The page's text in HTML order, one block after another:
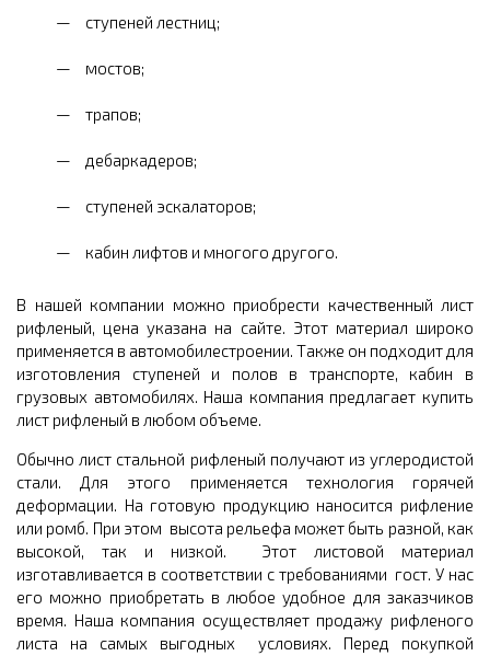
ступеней лестниц;
мостов;
трапов;
дебаркадеров;
ступеней эскалаторов;
кабин лифтов и многого другого.
В нашей компании можно приобрести качественный лист
рифленый, цена указана на сайте. Этот материал широко
применяется в автомобилестроении. Также он подходит для
изготовления ступеней и полов в транспорте, кабин в
грузовых автомобилях. Наша компания предлагает купить
лист рифленый в любом объеме.
Обычно лист стальной рифленый получают из углеродистой
стали. Для этого применяется технология горячей
деформации. На готовую продукцию наносится рифление
или ромб. При этом высота рельефа может быть разной, как
высокой, так и низкой. Этот листовой материал
изготавливается в соответствии с требованиями гост. У нас
его можно приобретать в любое удобное для заказчиков
время. Наша компания осуществляет продажу рифленого
листа на самых выгодных условиях. Перед покупкой